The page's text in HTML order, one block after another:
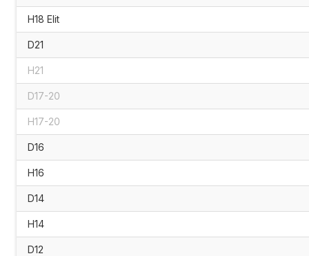
H18 Elit
D21
H21
D17-20
H17-20
D16
H16
D14
H14
D12